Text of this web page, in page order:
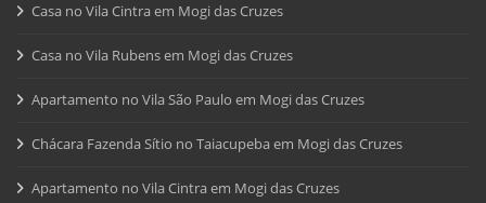
Casa no Vila Cintra em Mogi das Cruzes
Casa no Vila Rubens em Mogi das Cruzes
Apartamento no Vila São Paulo em Mogi das Cruzes
Chácara Fazenda Sítio no Taiacupeba em Mogi das Cruzes
Apartamento no Vila Cintra em Mogi das Cruzes